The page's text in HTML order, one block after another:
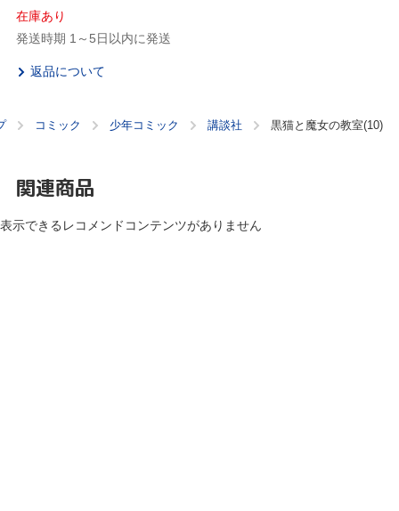
在庫あり
発送時期 1～5日以内に発送
返品について
コミック 少年コミック 講談社 黒猫と魔女の教室(10)
関連商品
表示できるレコメンドコンテンツがありません